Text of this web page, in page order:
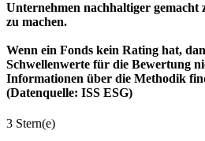
Unternehmen nachhaltiger
zu machen.
Wenn ein Fonds kein Rating hat,
Schwellenwerte für die Bewertung
Informationen über die Methodik
(Datenquelle: ISS ESG)
3 Stern(e)